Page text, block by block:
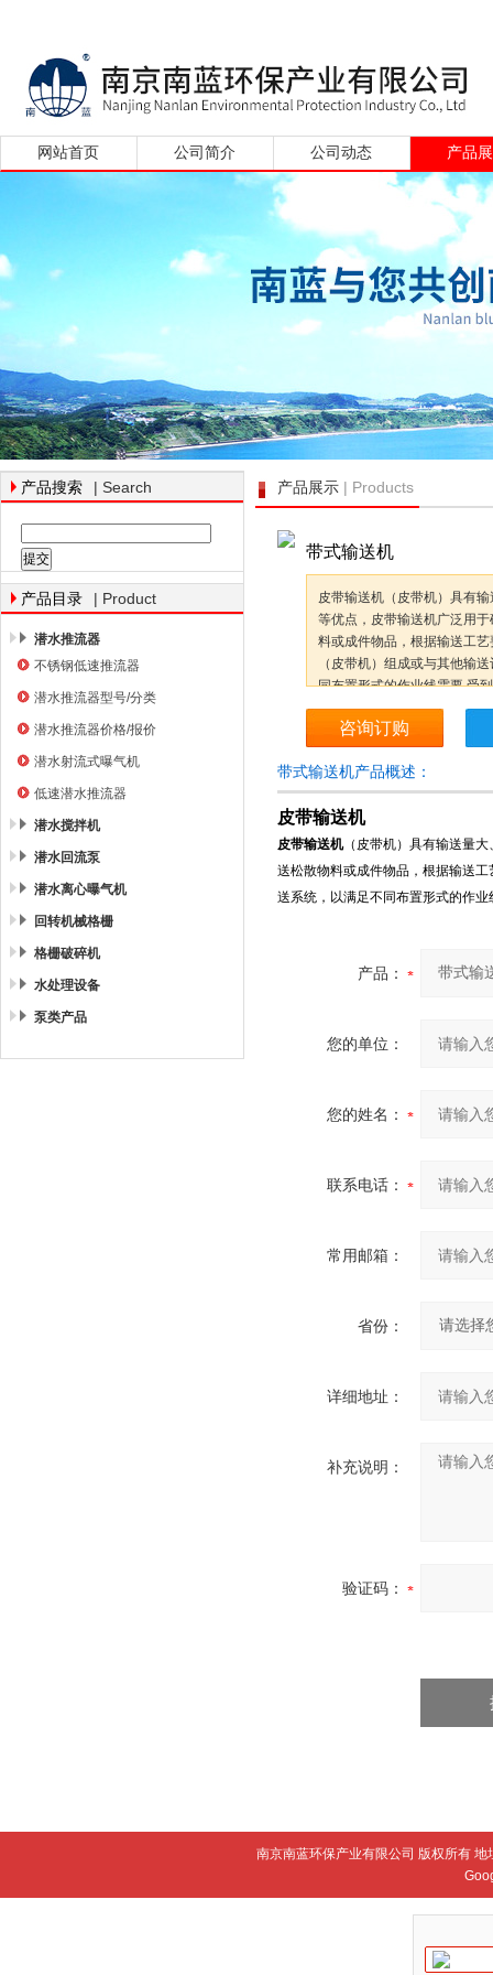
南京南蓝环保产业有限公司
网站首页 公司简介 公司动态 产品
产品搜索 | Search
产品目录 | Product
潜水推流器
不锈钢低速推流器
潜水推流器型号/分类
潜水推流器价格/报价
潜水射流式曝气机
低速潜水推流器
潜水搅拌机
潜水回流泵
潜水离心曝气机
回转机械格栅
格栅破碎机
水处理设备
泵类产品
产品展示 | Products
带式输送机
皮带输送机（皮带机）具有
等优点，皮带输送机广泛用
料或成件物品，根据输送工
（皮带机）组成或与其他输
同布置形式的作业线需要,受
咨询订购
带式输送机产品概述：
皮带输送机
皮带输送机（皮带机）具有输送量
送松散物料或成件物品，根据输送
送系统，以满足不同布置形式的作
产品：
您的单位：
您的姓名：
联系电话：
常用邮箱：
省份：
详细地址：
补充说明：
验证码：
南京南蓝环保产业有限公司 版权所有